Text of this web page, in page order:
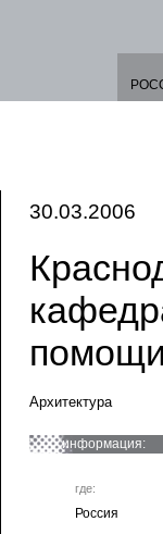
30.03.2006
Архитектура
информация:
где:
Россия